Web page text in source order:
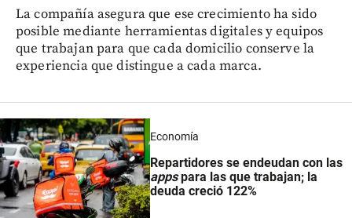
La compañía asegura que ese crecimiento ha sido
posible mediante herramientas digitales y equipos
que trabajan para que cada domicilio conserve la
experiencia que distingue a cada marca.
Economía
Repartidores se endeudan con las
appspara las que trabajan; la
deuda creció 122%